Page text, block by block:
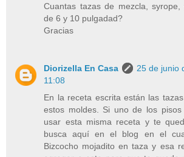
Cuantas tazas de mezcla,
de 6 y 10 pulgadad?
Gracias
Diorizella En Casa
25 de junio
11:08
En la receta escrita están las
estos moldes. Si uno de los
usar esta misma receta y te
busca aquí en el blog en el
Bizcocho mojadito en taza y esa